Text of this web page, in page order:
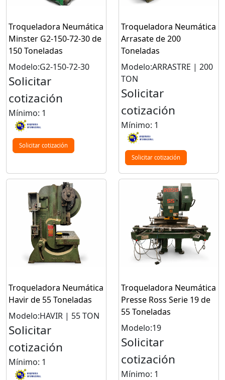
Troqueladora Neumática
Minster G2-150-72-30 de
150 Toneladas
Modelo:G2-150-72-30
Solicitar
cotización
Mínimo: 1
Solicitar cotización
Troqueladora Neumática
Arrasate de 200
Toneladas
Modelo:ARRASTRE | 200
TON
Solicitar
cotización
Mínimo: 1
Solicitar cotización
Troqueladora Neumática
Havir de 55 Toneladas
Modelo:HAVIR | 55 TON
Solicitar
cotización
Mínimo: 1
Troqueladora Neumática
Presse Ross Serie 19 de
55 Toneladas
Modelo:19
Solicitar
cotización
Mínimo: 1